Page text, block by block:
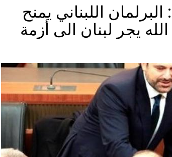
اللبناني يمنح
يجر لبنان الى أزمة